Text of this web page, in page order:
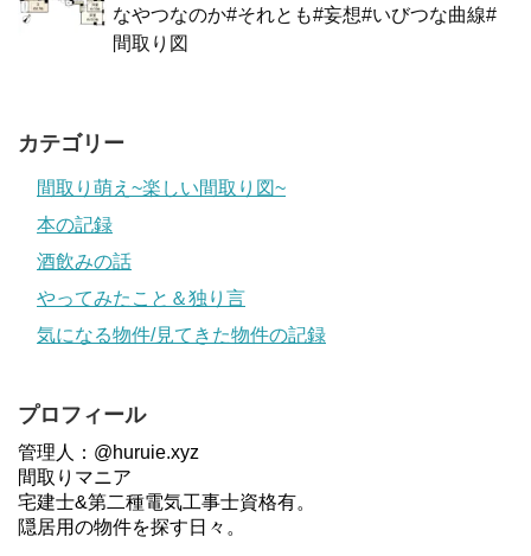
なやつなのか#それとも#妄想#いびつな曲線#
間取り図
カテゴリー
間取り萌え~楽しい間取り図~
本の記録
酒飲みの話
やってみたこと＆独り言
気になる物件/見てきた物件の記録
プロフィール
管理人：@huruie.xyz
間取りマニア
宅建士&第二種電気工事士資格有。
隠居用の物件を探す日々。